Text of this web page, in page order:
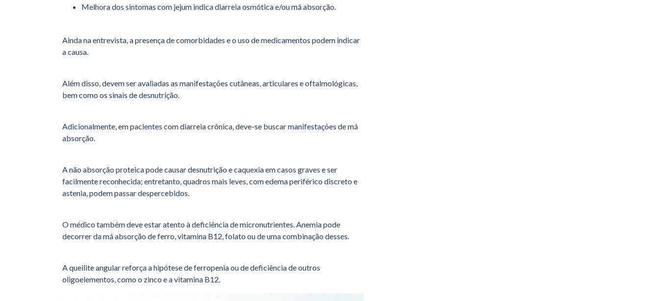
Melhora dos sintomas com jejum indica diarreia osmótica e/ou má absorção.
Ainda na entrevista, a presença de comorbidades e o uso de medicamentos podem indicar
a causa.
Além disso, devem ser avaliadas as manifestações cutâneas, articulares e oftalmológicas,
bem como os sinais de desnutrição.
Adicionalmente, em pacientes com diarreia crônica, deve-se buscar manifestações de má
absorção.
A não absorção proteica pode causar desnutrição e caquexia em casos graves e ser
facilmente reconhecida; entretanto, quadros mais leves, com edema periférico discreto e
astenia, podem passar despercebidos.
O médico também deve estar atento à deficiência de micronutrientes. Anemia pode
decorrer da má absorção de ferro, vitamina B12, folato ou de uma combinação desses.
A queilite angular reforça a hipótese de ferropenia ou de deficiência de outros
oligoelementos, como o zinco e a vitamina B12.